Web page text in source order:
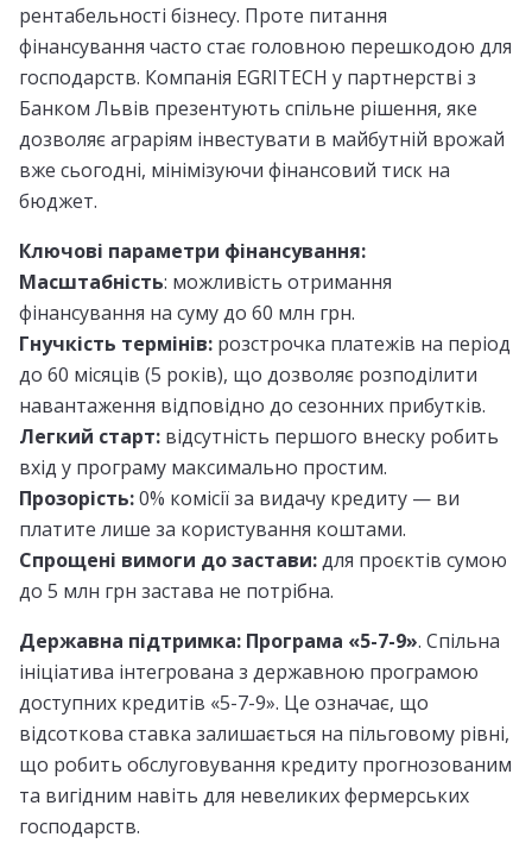
рентабельності бізнесу. Проте питання
фінансування часто стає головною перешкодою для
господарств. Компанія EGRITECH у партнерстві з
Банком Львів презентують спільне рішення, яке
дозволяє аграріям інвестувати в майбутній врожай
вже сьогодні, мінімізуючи фінансовий тиск на
бюджет.
​Ключові параметри фінансування:
​Масштабність: можливість отримання
фінансування на суму до 60 млн грн.
​Гнучкість термінів: розстрочка платежів на період
до 60 місяців (5 років), що дозволяє розподілити
навантаження відповідно до сезонних прибутків.
​Легкий старт: відсутність першого внеску робить
вхід у програму максимально простим.
​Прозорість:0% комісії за видачу кредиту — ви
платите лише за користування коштами.
​Спрощені вимоги до застави:для проєктів сумою
до 5 млн грн застава не потрібна.
​Державна підтримка: Програма «5-7-9». Спільна
ініціатива інтегрована з державною програмою
доступних кредитів «5-7-9». Це означає, що
відсоткова ставка залишається на пільговому рівні,
що робить обслуговування кредиту прогнозованим
та вигідним навіть для невеликих фермерських
господарств.